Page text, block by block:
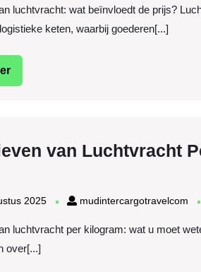
Luchtvrachtkosten
op
de
Logistieke
2025
luchtvracht: wat beïnvloedt de prijs?
keten, waarbij goederen[...]
Lees
meer
van Luchtvracht
Tarieven
202504
2025
mudintercargotravelcom
luchtvracht per kilogram: wat u moet
over[...]